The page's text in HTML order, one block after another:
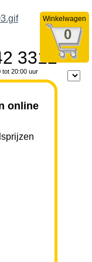
Winkelwagen
0
3312
tot 20:00 uur
online